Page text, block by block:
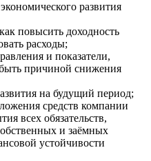
развития
повысить доходность
расходы;
и показатели,
причиной снижения
на будущий период;
средств компании
всех обязательств,
и заёмных
устойчивости